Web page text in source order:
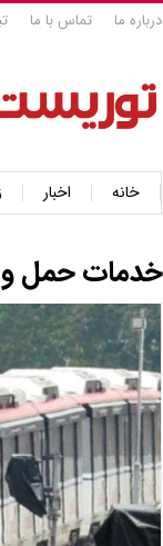
درباره ما تماس با ما
خانه اخبار
خدمات حمل و